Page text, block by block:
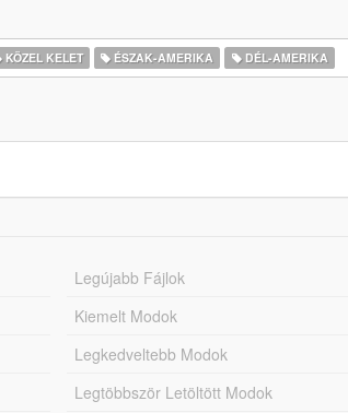
KÖZEL KELET ÉSZAK-AMERIKA DÉL-AMERIKA
Legújabb Fájlok
Kiemelt Modok
Legkedveltebb Modok
Legtöbbször Letöltött Modok